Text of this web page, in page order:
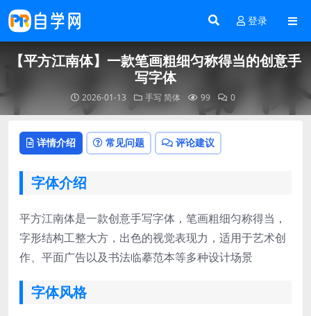
登录
【平方江南体】一款笔画粗细匀称得当的创意手
写字体
2026-01-13 手写 简体 99 0
详情介绍 常见问题 评论建议
字体介绍
平方江南体是一款创意手写字体，笔画粗细匀称得当，
字形结构工整大方，出色的视觉表现力，适用于艺术创
作、平面广告以及书法临摹范本等多种设计场景
字体风格